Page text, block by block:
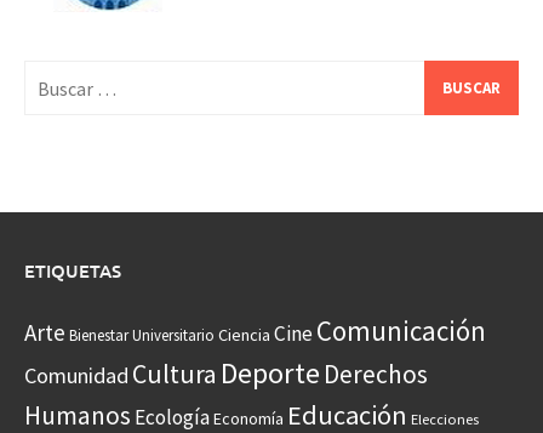
ETIQUETAS
Arte Bienestar Universitario Ciencia CineComunicación
Comunidad Cultura Deporte Derechos
Humanos EcologíaEconomía Educación Elecciones